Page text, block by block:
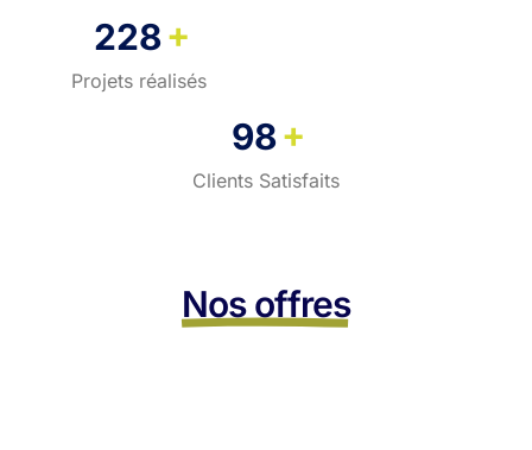
228+
Projets réalisés
98+
Clients Satisfaits
Nos offres